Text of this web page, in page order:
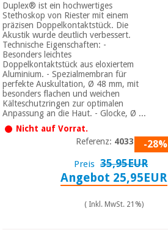
Duplex® ist ein hochwertiges
Stethoskop von Riester mit einem
präzisen Doppelkontaktstück. Die
Akustik wurde deutlich verbessert.
Technische Eigenschaften: -
Besonders leichtes
Doppelkontaktstück aus eloxiertem
Aluminium. - Spezialmembran für
perfekte Auskultation, Ø 48 mm, mit
besonders flachen und weichen
Kälteschutzringen zur optimalen
Anpassung an die Haut. - Glocke, Ø ...
Nicht auf Vorrat.
Referenz: 4033-05-28%
Preis 35,95EUR
Angebot 25,95EUR
( Inkl. MwSt. 21%)